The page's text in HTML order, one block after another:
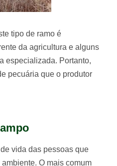
tipo de ramo é
da agricultura e alguns
especializada. Portanto,
pecuária que o produtor
vida das pessoas que
O mais comum